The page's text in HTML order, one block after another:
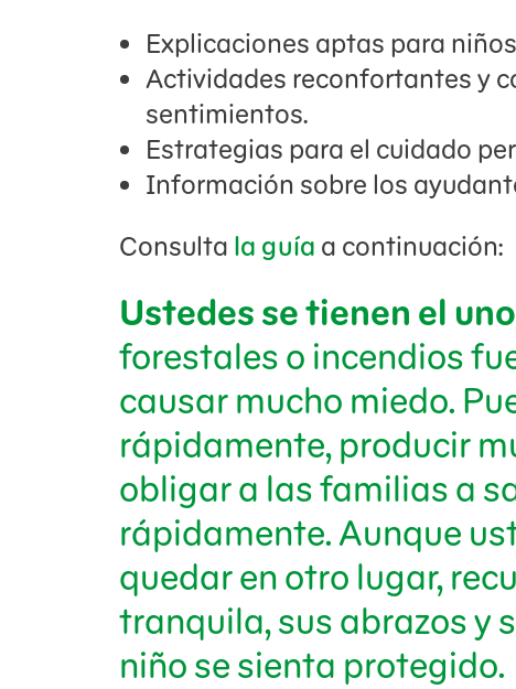
Explicaciones aptas para
Actividades reconfortantes y
sentimientos.
Estrategias para el cuidado
Información sobre los
Consulta la guía a continuación:
Ustedes se tienen el
forestales o incendios
causar mucho miedo.
rápidamente, producir
obligar a las familias a
rápidamente. Aunque
quedar en otro lugar,
tranquila, sus abrazos y
niño se sienta protegido.